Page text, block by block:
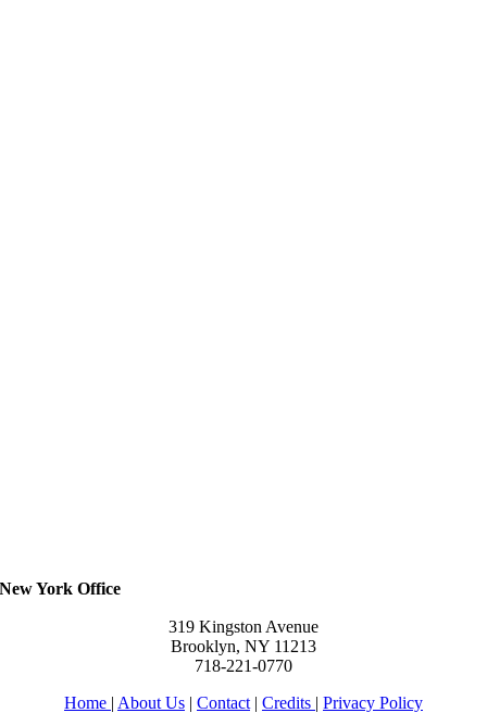
New York Office
319 Kingston Avenue
Brooklyn, NY 11213
718-221-0770
Home | About Us | Contact | Credits | Privacy Policy